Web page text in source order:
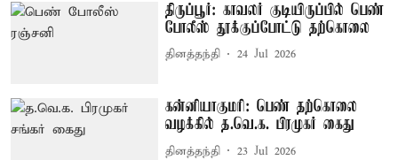
திருப்பூர்: காவலர் குடியிருப்பில் பெண்
போலீஸ் தூக்குப்போட்டு தற்கொலை
தினத்தந்தி 24 Jul 2026
கன்னியாகுமரி: பெண் தற்கொலை
வழக்கில் த.வெ.க. பிரமுகர் கைது
தினத்தந்தி 23 Jul 2026